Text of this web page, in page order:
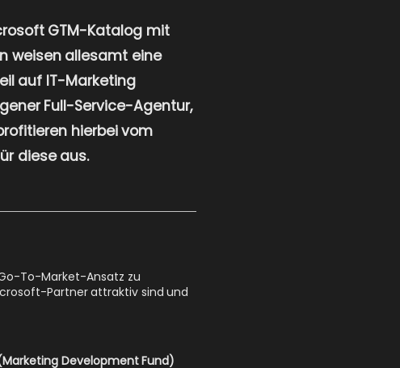
GTM-Katalog mit
weisen allesamt eine
auf IT-Marketing
Full-Service-Agentur,
hierbei vom
diese aus.
To-Market-Ansatz zu
Partner attraktiv sind und
Development Fund)